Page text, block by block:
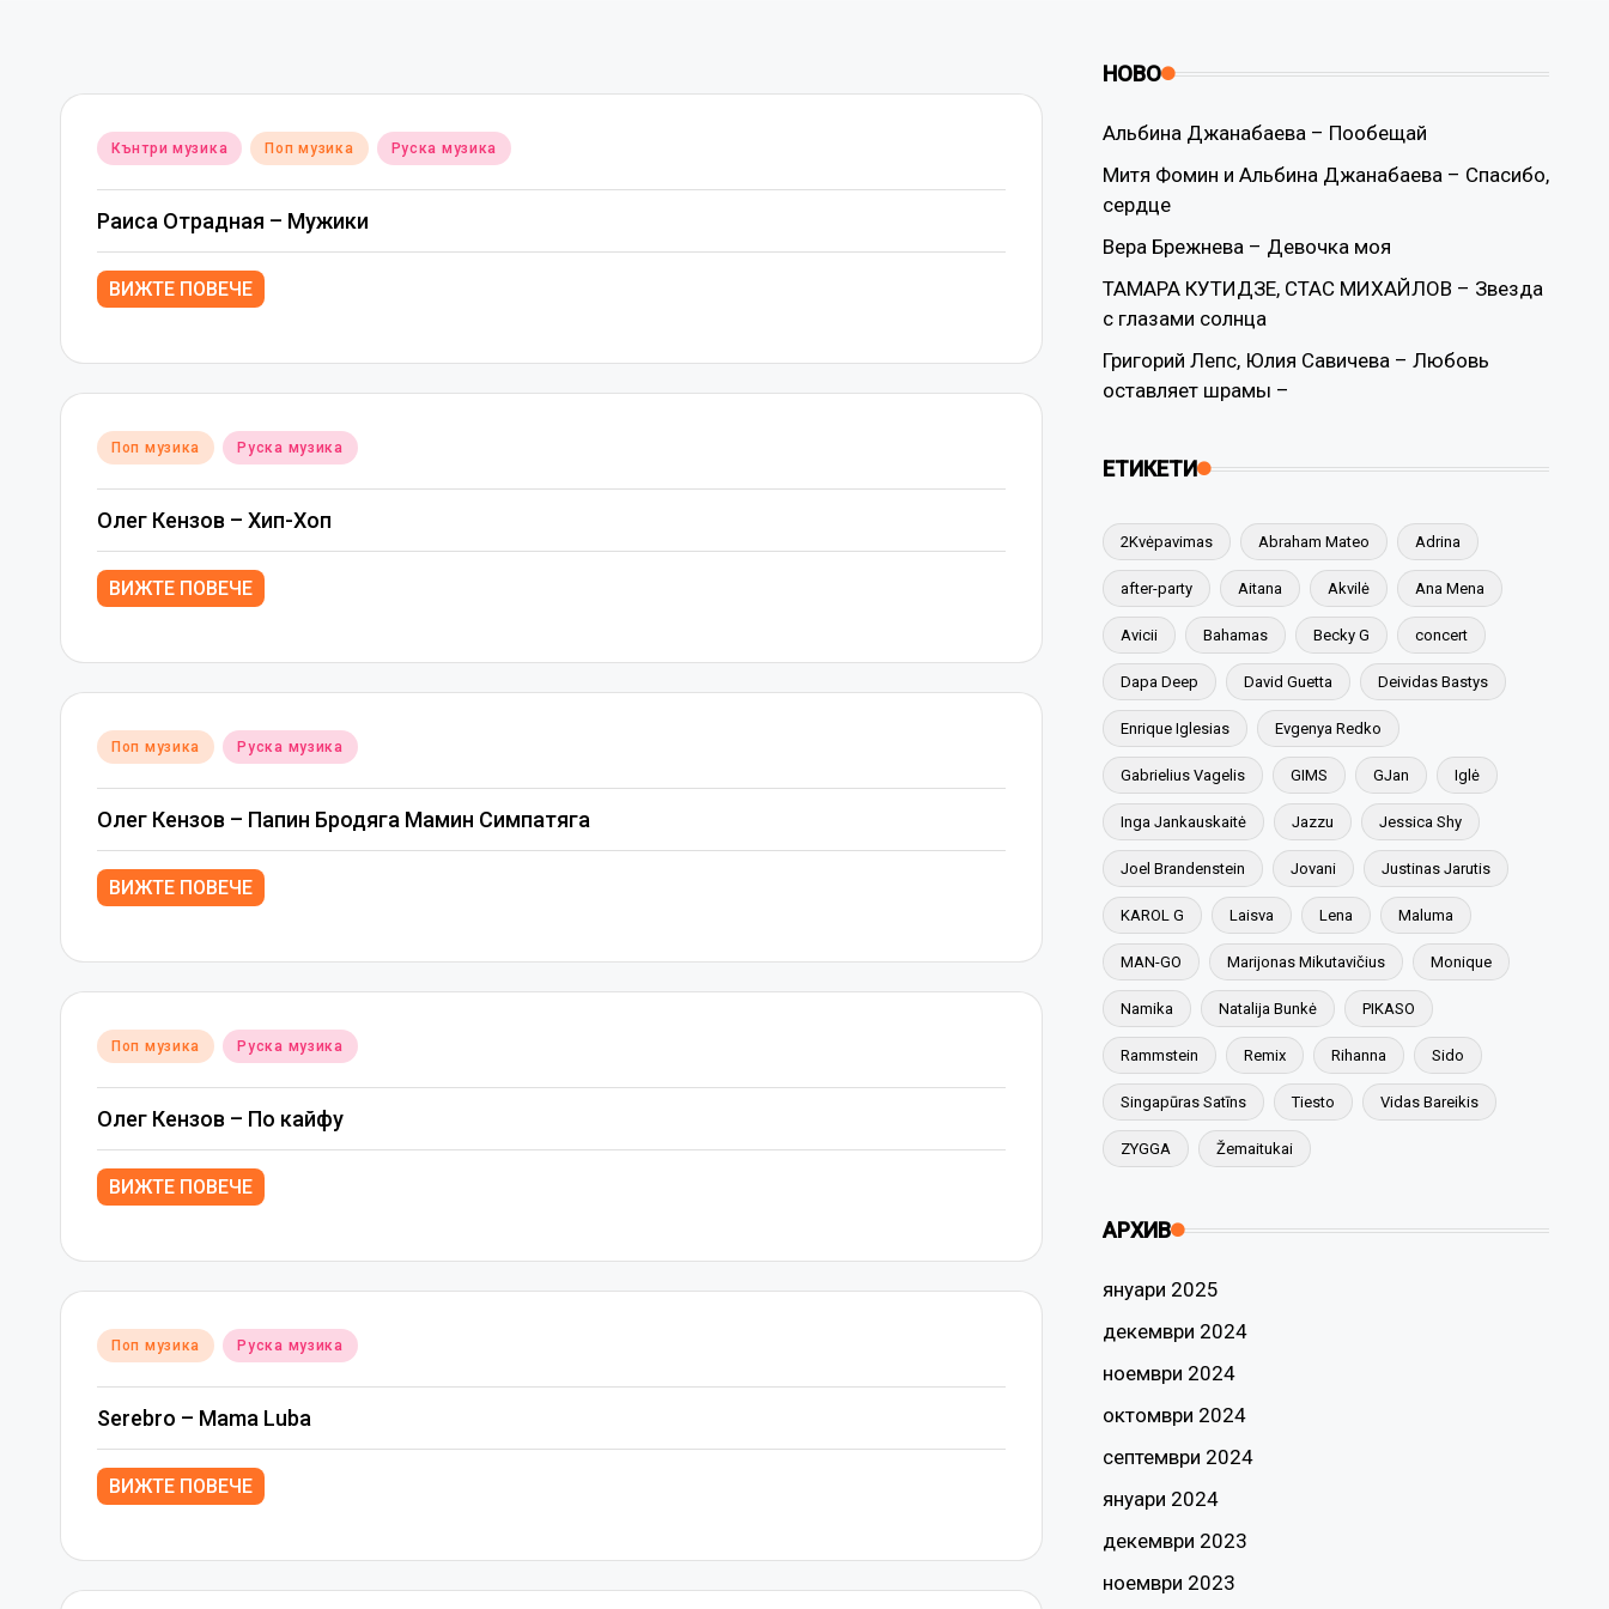
Posted
Кънтри музика Поп музика Руска музика
Раиса Отрадная – Мужики
ВИЖТЕ ПОВЕЧЕ
Posted
Поп музика Руска музика
Олег Кензов – Хип-Хоп
ВИЖТЕ ПОВЕЧЕ
Posted
Поп музика Руска музика
Олег Кензов – Папин Бродяга Мамин Симпатяга
ВИЖТЕ ПОВЕЧЕ
Posted
Поп музика Руска музика
Олег Кензов – По кайфу
ВИЖТЕ ПОВЕЧЕ
Posted
Поп музика Руска музика
Serebro – Mama Luba
ВИЖТЕ ПОВЕЧЕ
НОВО
Альбина Джанабаева – Пообещай
Митя Фомин и Альбина Джанабаева – Спасибо,
сердце
Вера Брежнева – Девочка моя
ТАМАРА КУТИДЗЕ, СТАС МИХАЙЛОВ – Звезда
с глазами солнца
Григорий Лепс, Юлия Савичева – Любовь
оставляет шрамы –
ЕТИКЕТИ
2Kvėpavimas Abraham Mateo Adrina
after-party Aitana Akvilė Ana Mena
Avicii Bahamas Becky G concert
Dapa Deep David Guetta Deividas Bastys
Enrique Iglesias Evgenya Redko
Gabrielius Vagelis GIMS GJan Iglė
Inga Jankauskaitė Jazzu Jessica Shy
Joel Brandenstein Jovani Justinas Jarutis
KAROL G Laisva Lena Maluma
MAN-GO Marijonas Mikutavičius Monique
Namika Natalija Bunkė PIKASO
Rammstein Remix Rihanna Sido
Singapūras Satīns Tiesto Vidas Bareikis
ZYGGA Žemaitukai
АРХИВ
януари 2025
декември 2024
ноември 2024
октомври 2024
септември 2024
януари 2024
декември 2023
ноември 2023